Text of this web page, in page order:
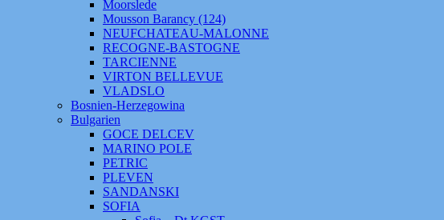
Moorslede
Mousson Barancy (124)
NEUFCHATEAU-MALONNE
RECOGNE-BASTOGNE
TARCIENNE
VIRTON BELLEVUE
VLADSLO
Bosnien-Herzegowina
Bulgarien
GOCE DELCEV
MARINO POLE
PETRIC
PLEVEN
SANDANSKI
SOFIA